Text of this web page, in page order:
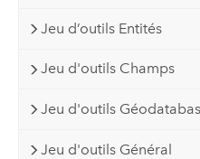
Jeu d’outils Entités
Jeu d'outils Champs
Jeu d'outils
Jeu d'outils Général